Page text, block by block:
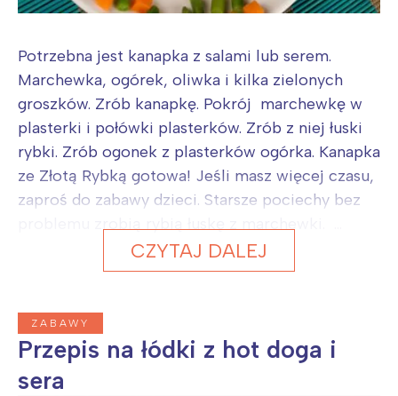
Potrzebna jest kanapka z salami lub serem.
Marchewka, ogórek, oliwka i kilka zielonych
groszków. Zrób kanapkę. Pokrój marchewkę w
plasterki i połówki plasterków. Zrób z niej łuski
rybki. Zrób ogonek z plasterków ogórka. Kanapka
ze Złotą Rybką gotowa! Jeśli masz więcej czasu,
zaproś do zabawy dzieci. Starsze pociechy bez
CZYTAJ DALEJ
ZABAWY
Przepis na łódki z hot doga i
sera